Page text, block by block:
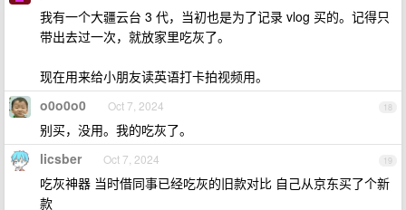
我有一个大疆云台 3 代，当初也是为了记录 vlog 买的。记得只
带出去过一次，就放家里吃灰了。
现在用来给小朋友读英语打卡拍视频用。
18
o0o0o0 Oct 7, 2024
别买，没用。我的吃灰了。
19
licsber Oct 7, 2024
吃灰神器 当时借同事已经吃灰的旧款对比 自己从京东买了个新
款